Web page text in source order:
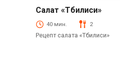
Салат «Тбилиси»
40 мин. 2
Рецепт салата «Тбилиси»